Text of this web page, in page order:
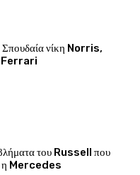
Σπουδαία νίκη Norris,
Ferrari
του Russell που
η Mercedes